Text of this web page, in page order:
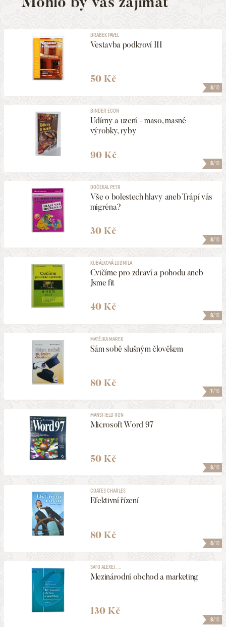
8/10
DRÁBEK PAVEL
Vestavba podkroví III
50 Kč
8/10
BINDER EGON
Udírny a uzení - maso, masné
výrobky, ryby
90 Kč
8/10
DOČEKAL PETR
Vše o bolestech hlavy aneb Trápí vás
migréna?
30 Kč
8/10
KUBÁLKOVÁ LUDMILA
Cvičíme pro zdraví a pohodu aneb
Jsme fit
40 Kč
7/10
MATĚJKA MAREK
Sám sobě slušným člověkem
80 Kč
8/10
MANSFIELD RON
Microsoft Word 97
50 Kč
8/10
COATES CHARLES
Efektivní řízení
80 Kč
8/10
SATO ALEXEJ, ...
Mezinárodní obchod a marketing
130 Kč